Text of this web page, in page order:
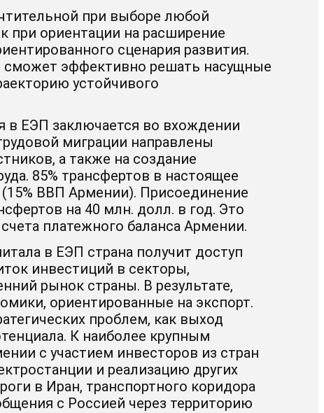
при выборе любой
при ориентации на расширение
сценария развития.
эффективно решать насущные
устойчивого
в ЕЭП заключается во вхождении
миграции направлены
, а также на создание
85% трансфертов в настоящее
ВВП Армении). Присоединение
на 40 млн. долл. в год. Это
платежного баланса Армении.
в ЕЭП страна получит доступ
инвестиций в секторы,
рынок страны. В результате,
ориентированные на экспорт.
проблем, как выход
К наиболее крупным
с участием инвесторов из стран
и реализацию других
в Иран, транспортного коридора
с Россией через территорию